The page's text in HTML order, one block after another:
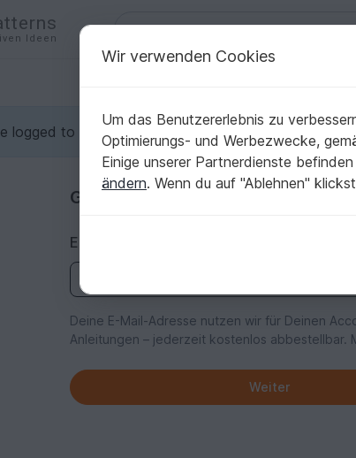
Ideen
logged to do this action
Gib deine E-Mail ein – wir führen
E-Mail Adresse
Deine E-Mail-Adresse nutzen wir für Deinen
Anleitungen – jederzeit kostenlos abbestellbar.
Weiter
Wir verwenden Cookies
Um das Benutzererlebnis zu
Optimierungs- und Werbezwecke,
Einige unserer Partnerdienste
ändern. Wenn du auf "Ablehnen"